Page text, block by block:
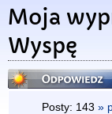
Moja
Wyspę
Odpowiedz
Posty: 143 »